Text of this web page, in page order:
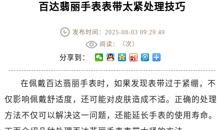
百达翡丽手表表带太紧处理技巧
发布时间：2025-08-03 09:29:49
阅读：（次）
分享到：
在佩戴百达翡丽手表时，如果发现表带过于紧绷，不
仅影响佩戴舒适度，还可能对皮肤造成不适。正确的处理
方法不仅可以解决这一问题，还能延长手表的使用寿命。